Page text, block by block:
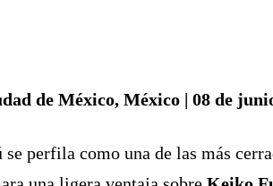
de México, México | 08 de
perfila como una de las más